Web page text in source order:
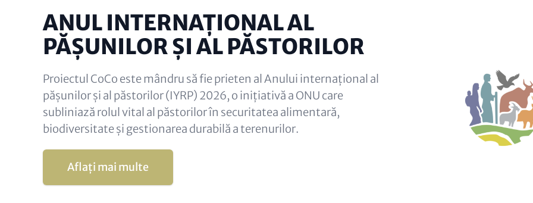
ANUL INTERNAȚIONAL AL
PĂȘUNILOR ȘI AL PĂSTORILOR
Proiectul CoCo este mândru să fie prieten al Anului internațional al
pășunilor și al păstorilor (IYRP) 2026, o inițiativă a ONU care
subliniază rolul vital al păstorilor în securitatea alimentară,
biodiversitate și gestionarea durabilă a terenurilor.
Aflați mai multe